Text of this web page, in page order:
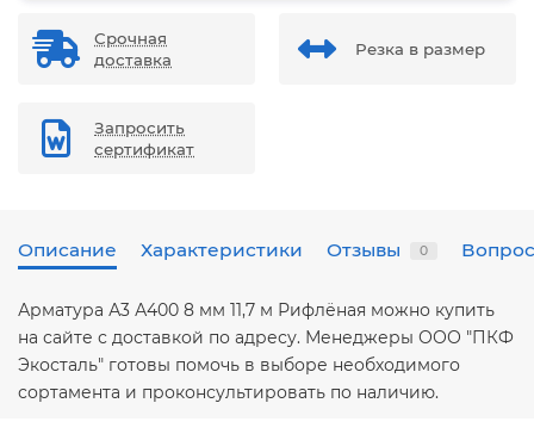
Срочная
доставка
Резка в размер
Запросить
сертификат
Описание Характеристики Отзывы 0
Арматура А3 А400 8 мм 11,7 м Рифлёная можно купить
на сайте с доставкой по адресу. Менеджеры ООО "ПКФ
Экосталь" готовы помочь в выборе необходимого
сортамента и проконсультировать по наличию.